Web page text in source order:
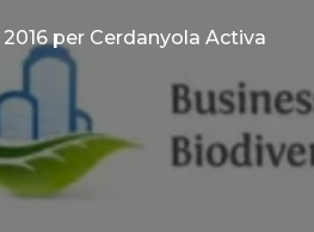
per Cerdanyola Activa